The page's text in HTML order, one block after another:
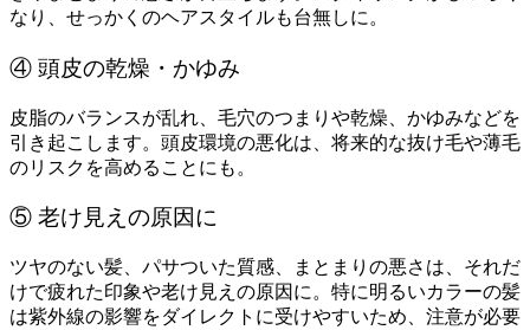
なり、せっかくのヘアスタイルも台無しに。
④ 頭皮の乾燥・かゆみ
皮脂のバランスが乱れ、毛穴のつまりや乾燥、かゆみなどを
引き起こします。頭皮環境の悪化は、将来的な抜け毛や薄毛
のリスクを高めることにも。
⑤ 老け見えの原因に
ツヤのない髪、パサついた質感、まとまりの悪さは、それだ
けで疲れた印象や老け見えの原因に。特に明るいカラーの髪
は紫外線の影響をダイレクトに受けやすいため、注意が必要